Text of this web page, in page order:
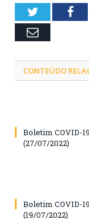
Twitter
Email
CONTEÚDO
Boletim COVID-19
(27/07/2022)
Boletim COVID-19
(19/07/2022)